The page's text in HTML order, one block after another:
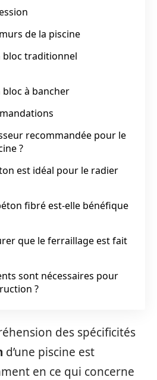
de la piscine
bloc traditionnel
à bancher
recommandée pour le
?
est idéal pour le radier
fibré est-elle bénéfique
que le ferraillage est fait
sont nécessaires pour
?
des spécificités
d’une piscine est
en ce qui concerne